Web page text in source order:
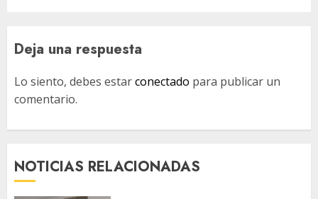
Deja una respuesta
Lo siento, debes estarconectado para publicar un
comentario.
NOTICIAS RELACIONADAS